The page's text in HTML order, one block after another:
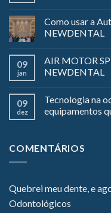
Como usar a
NEWDENTAL
09
jan
AIR MOTOR
NEWDENTAL
09
dez
Tecnologia na
equipamentos
COMENTÁRIOS
Quebrei meu dente, e
Odontológicos